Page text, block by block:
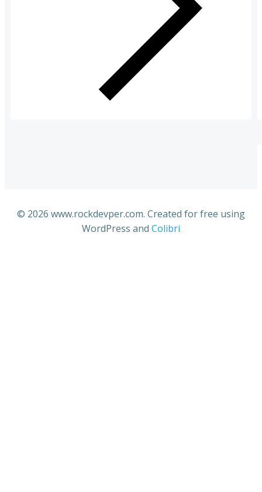
© 2026 www.rockdevper.com. Created for free using
WordPress and Colibri